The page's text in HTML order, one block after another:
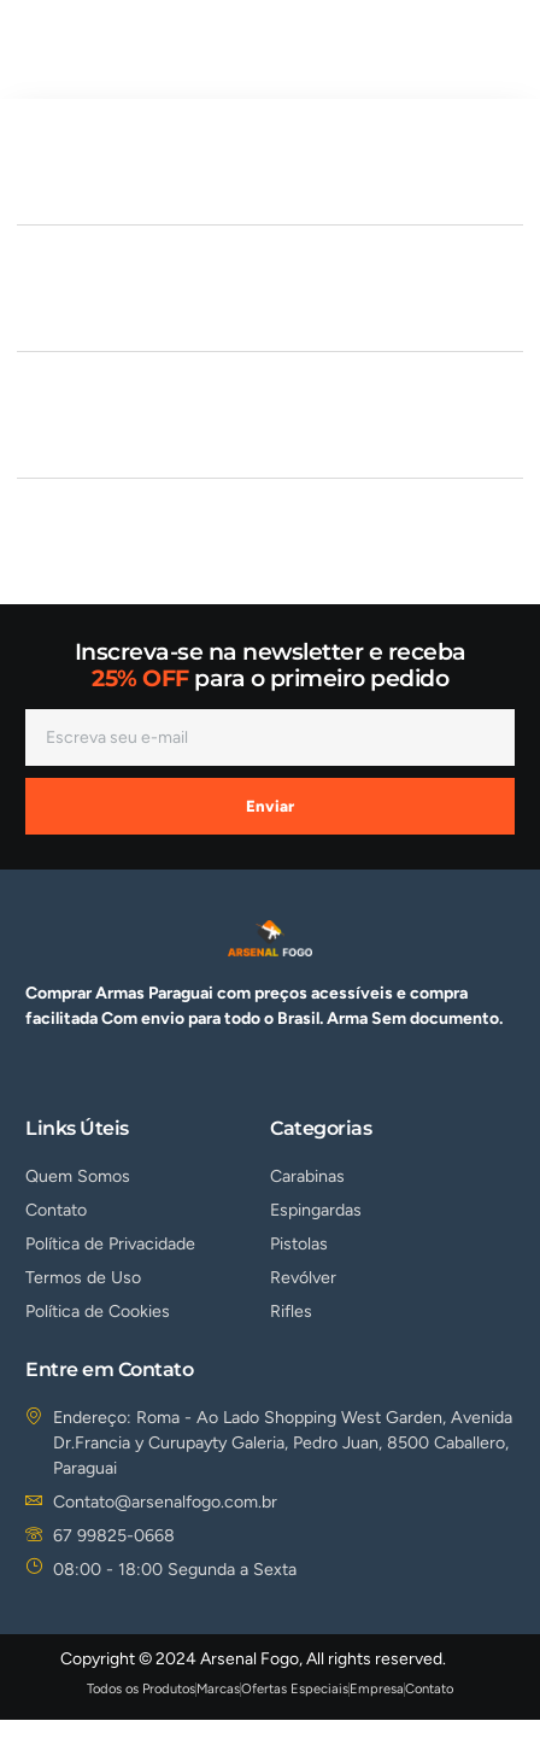
Inscreva-se na newsletter e receba
25% OFFpara o primeiro pedido
Enviar
Comprar Armas Paraguai com preços acessíveis e compra
facilitada Com envio para todo o Brasil. ArmaSem documento.
Links Úteis
Quem Somos
Contato
Política de Privacidade
Termos de Uso
Política de Cookies
Categorias
Carabinas
Espingardas
Pistolas
Revólver
Rifles
Entre em Contato
Endereço: Roma - Ao Lado Shopping West Garden, Avenida
Dr.Francia y Curupayty Galeria, Pedro Juan, 8500 Caballero,
Paraguai
Contato@arsenalfogo.com.br
67 99825-0668
08:00 - 18:00 Segunda a Sexta
Copyright © 2024 Arsenal Fogo, All rights reserved.
Todos os ProdutosMarcasOfertas EspeciaisEmpresaContato